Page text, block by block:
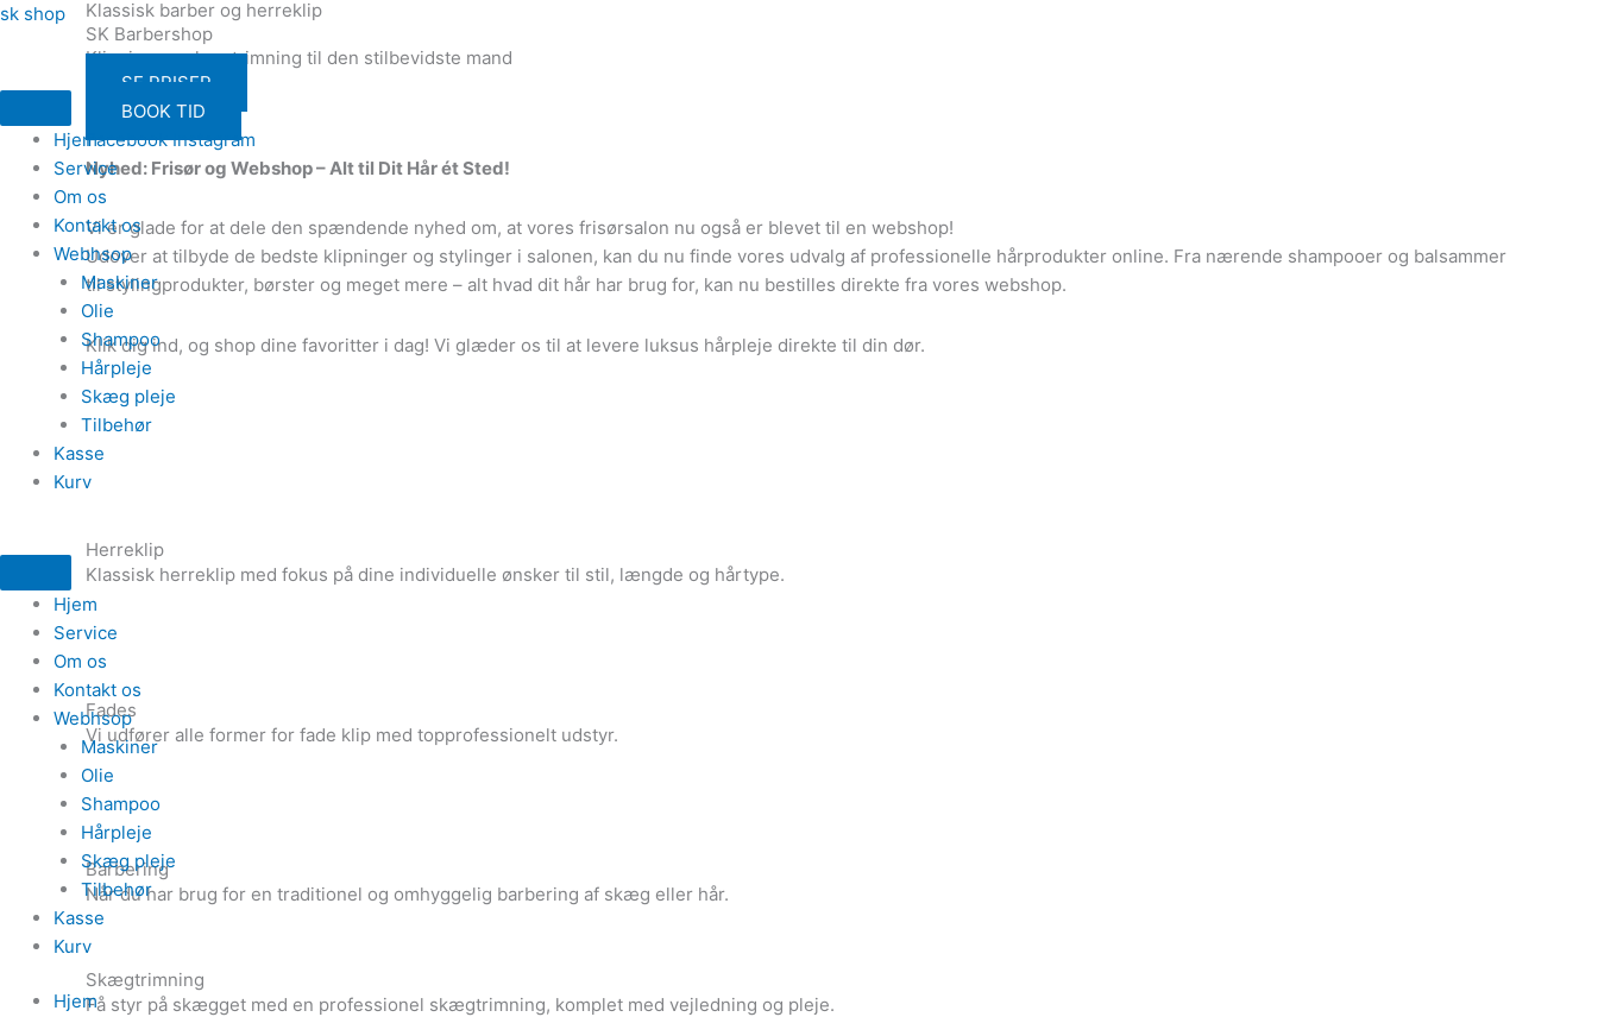
Gå
sk shop
Hjem
Service
Om os
Kontakt os
Webhsop
Maskiner
Olie
Shampoo
Hårpleje
Skæg pleje
Tilbehør
Kasse
Kurv
Hjem
Service
Om os
Kontakt os
Webhsop
Maskiner
Olie
Shampoo
Hårpleje
Skæg pleje
Tilbehør
Kasse
Kurv
Hjem
Klassisk barber og herreklip
SK Barbershop
Klipning og skægtrimning til den stilbevidste mand
SE PRISER
BOOK TID
Facebook Instagram
Nyhed: Frisør og Webshop – Alt til Dit Hår ét Sted!
Vi er glade for at dele den spændende nyhed om, at vores frisørsalon nu også er blevet til en webshop!
Udover at tilbyde de bedste klipninger og stylinger i salonen, kan du nu finde vores udvalg af professionelle hårprodukter online. Fra nærende shampooer og balsammer
til stylingprodukter, børster og meget mere – alt hvad dit hår har brug for, kan nu bestilles direkte fra vores webshop.
Klik dig ind, og shop dine favoritter i dag! Vi glæder os til at levere luksus hårpleje direkte til din dør.
Herreklip
Klassisk herreklip med fokus på dine individuelle ønsker til stil, længde og hårtype.
Fades
Vi udfører alle former for fade klip med topprofessionelt udstyr.
Barbering
Når du har brug for en traditionel og omhyggelig barbering af skæg eller hår.
Skægtrimning
Få styr på skægget med en professionel skægtrimning, komplet med vejledning og pleje.
Menu